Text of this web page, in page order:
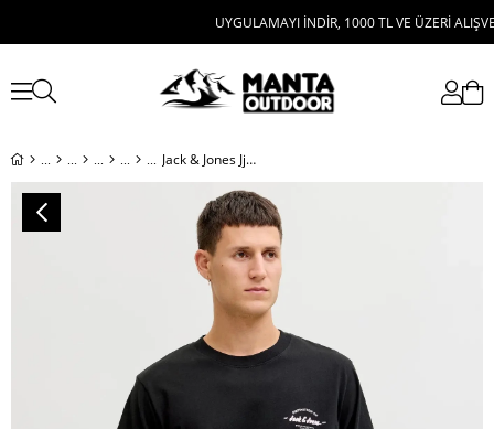
UYGULAMAYI İNDİR, 1000 TL VE ÜZERİ
Jack & Jones Jjbrandon Tee Ss Crew Neck Erkek T-Shirt